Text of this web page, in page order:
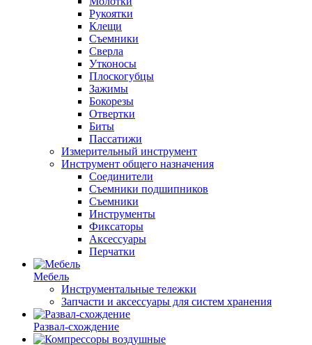
Рукоятки
Клещи
Съемники
Сверла
Утконосы
Плоскогубцы
Зажимы
Бокорезы
Отвертки
Биты
Пассатижи
Измерительный инструмент
Инструмент общего назначения
Соединители
Съемники подшипников
Съемники
Инструменты
Фиксаторы
Аксессуары
Перчатки
Мебель
Инструментальные тележки
Запчасти и аксессуары для систем хранения
Развал-схождение